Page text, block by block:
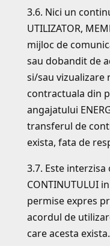
3.6. Nici un
UTILIZATOR,
mijloc de
sau dobandit de
si/sau vizualizare
contractuala din
angajatului
transferul de
exista, fata de
3.7. Este
CONTINUTULUI
permise expres
acordul de
care acesta exista.